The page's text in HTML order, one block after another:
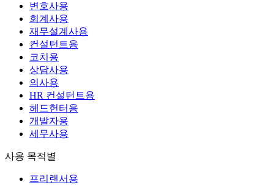
변호사용
회계사용
재무설계사용
컨설턴트용
코치용
상담사용
의사용
HR 컨설턴트용
헤드헌터용
개발자용
세무사용
사용 목적별
프리랜서용